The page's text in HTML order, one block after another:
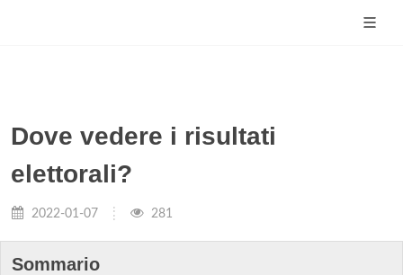
Dove vedere i risultati
elettorali?
2022-01-07 281
Sommario